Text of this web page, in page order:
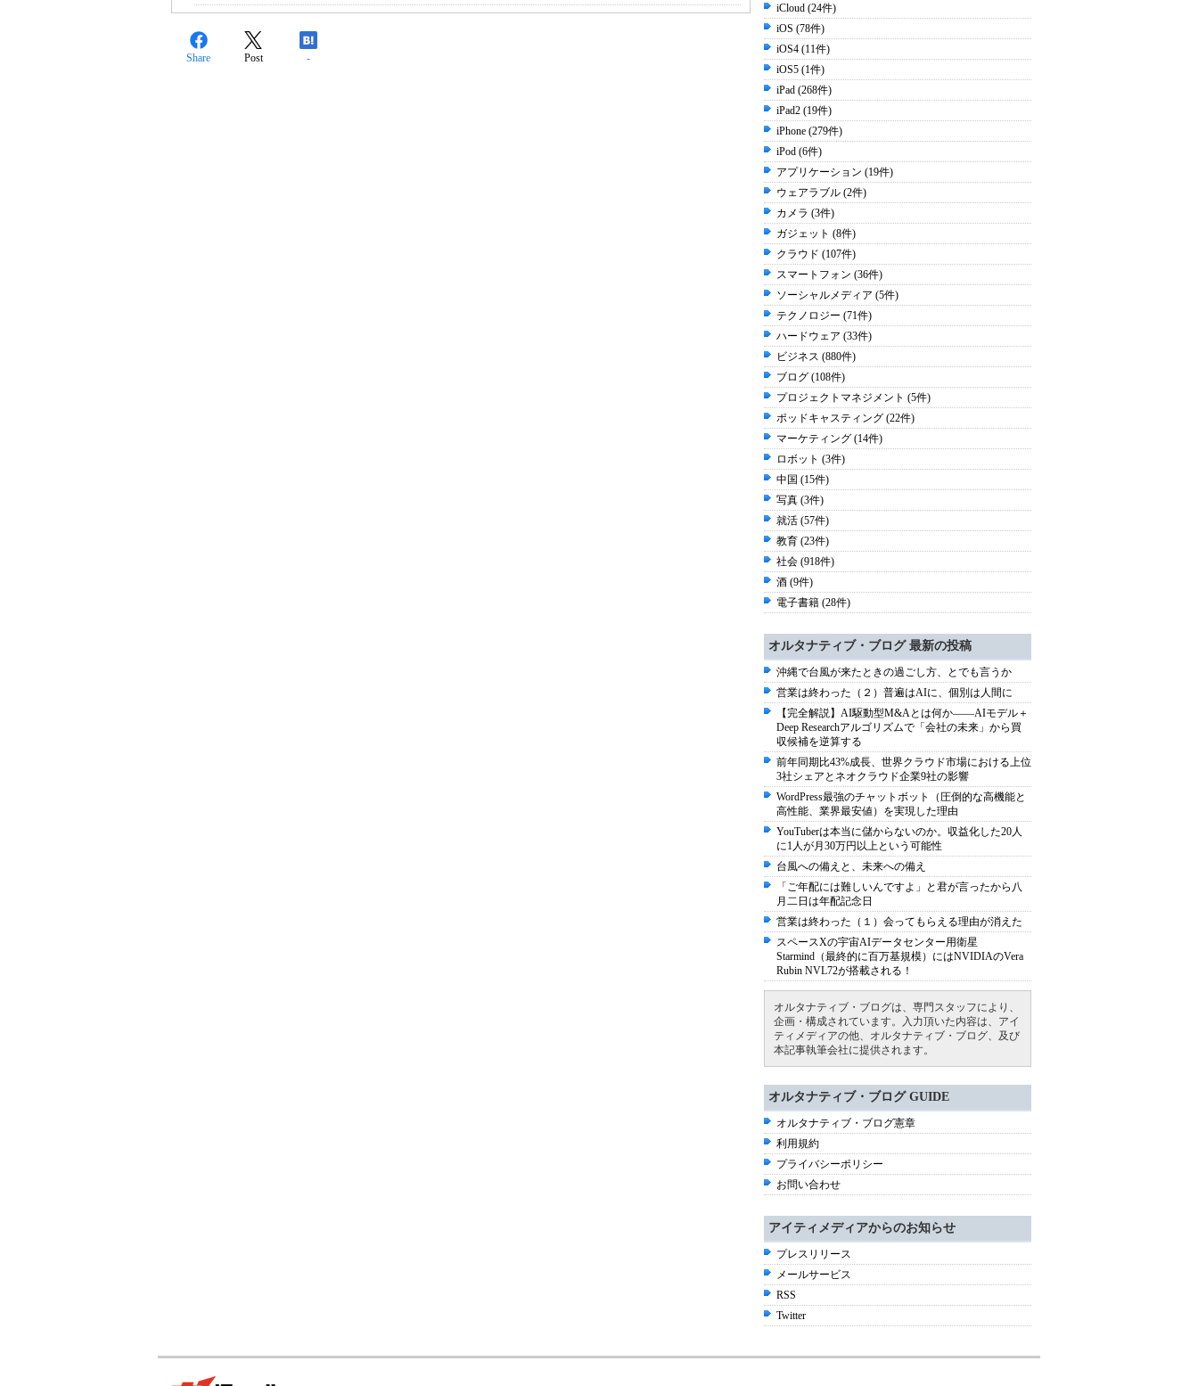
Share Post -
iCloud (24件)
iOS (78件)
iOS4 (11件)
iOS5 (1件)
iPad (268件)
iPad2 (19件)
iPhone (279件)
iPod (6件)
アプリケーション (19件)
ウェアラブル (2件)
カメラ (3件)
ガジェット (8件)
クラウド (107件)
スマートフォン (36件)
ソーシャルメディア (5件)
テクノロジー (71件)
ハードウェア (33件)
ビジネス (880件)
ブログ (108件)
プロジェクトマネジメント (5件)
ポッドキャスティング (22件)
マーケティング (14件)
ロボット (3件)
中国 (15件)
写真 (3件)
就活 (57件)
教育 (23件)
社会 (918件)
酒 (9件)
電子書籍 (28件)
オルタナティブ・ブログ 最新の投稿
沖縄で台風が来たときの過ごし方、とでも言うか
営業は終わった（２）普遍はAIに、個別は人間に
【完全解説】AI駆動型M&Aとは何か――AIモデル＋
Deep Researchアルゴリズムで「会社の未来」から買
収候補を逆算する
前年同期比43%成長、世界クラウド市場における上位
3社シェアとネオクラウド企業9社の影響
WordPress最強のチャットボット（圧倒的な高機能と
高性能、業界最安値）を実現した理由
YouTuberは本当に儲からないのか。収益化した20人
に1人が月30万円以上という可能性
台風への備えと、未来への備え
「ご年配には難しいんですよ」と君が言ったから八
月二日は年配記念日
営業は終わった（１）会ってもらえる理由が消えた
スペースXの宇宙AIデータセンター用衛星
Starmind（最終的に百万基規模）にはNVIDIAのVera
Rubin NVL72が搭載される！
オルタナティブ・ブログは、専門スタッフにより、
企画・構成されています。入力頂いた内容は、アイ
ティメディアの他、オルタナティブ・ブログ、及び
本記事執筆会社に提供されます。
オルタナティブ・ブログ GUIDE
オルタナティブ・ブログ憲章
利用規約
プライバシーポリシー
お問い合わせ
アイティメディアからのお知らせ
プレスリリース
メールサービス
RSS
Twitter